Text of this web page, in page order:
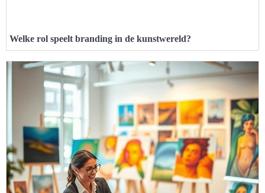
Welke rol speelt branding in de kunstwereld?